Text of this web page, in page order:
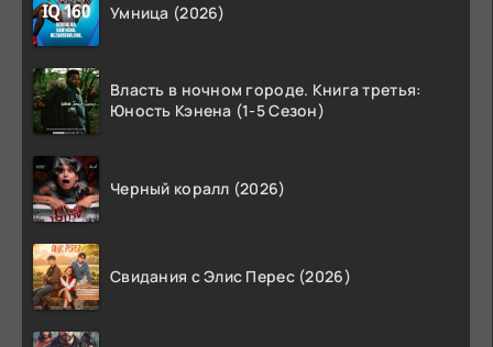
Умница (2026)
Власть в ночном городе. Книга третья:
Юность Кэнена (1-5 Сезон)
Черный коралл (2026)
Свидания с Элис Перес (2026)